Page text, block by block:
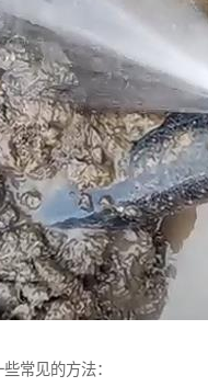
常见的方法：